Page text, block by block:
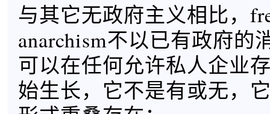
与其它无政府主义相比，
anarchism不以已有政府的
可以在任何允许私人企业
始生长，它不是有或无，